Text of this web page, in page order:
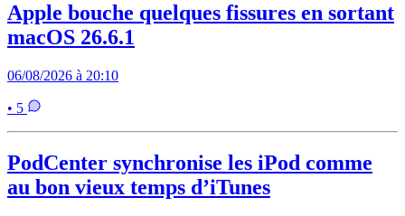
Apple bouche quelques fissures en sortant
macOS 26.6.1
06/08/2026 à 20:10
• 5
PodCenter synchronise les iPod comme
au bon vieux temps d’iTunes